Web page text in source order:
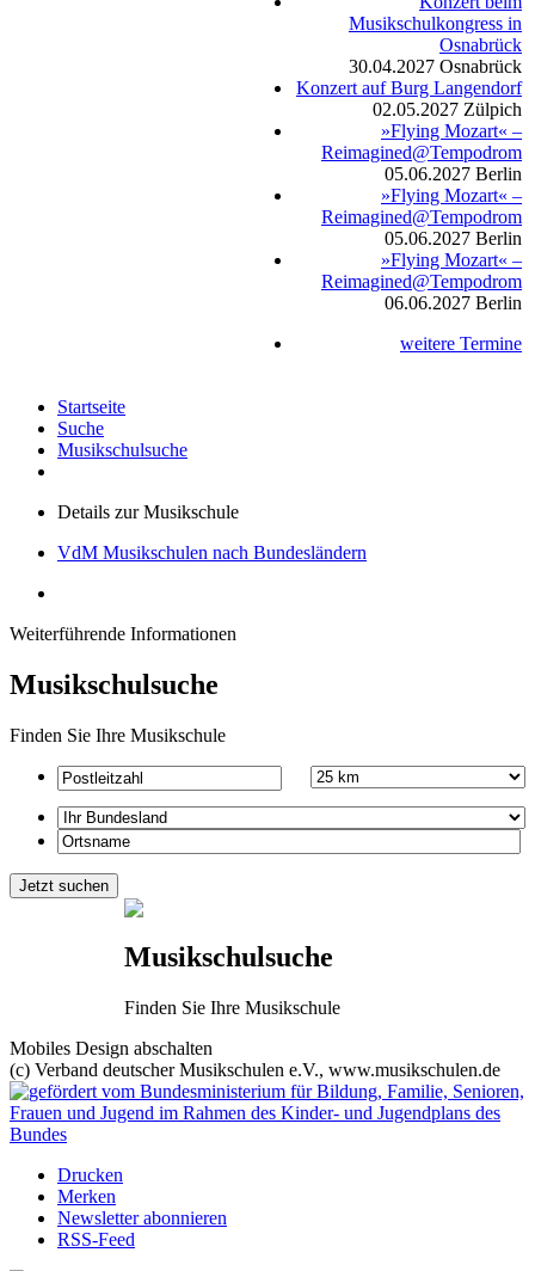
Musikschulkongress in
Osnabrück
30.04.2027 Osnabrück
Konzert auf Burg Langendorf
02.05.2027 Zülpich
»Flying Mozart« –
Reimagined@Tempodrom
05.06.2027 Berlin
»Flying Mozart« –
Reimagined@Tempodrom
05.06.2027 Berlin
»Flying Mozart« –
Reimagined@Tempodrom
06.06.2027 Berlin
weitere Termine
Startseite
Suche
Musikschulsuche
Details zur Musikschule
VdM Musikschulen nach Bundesländern
Weiterführende Informationen
Musikschulsuche
Finden Sie Ihre Musikschule
Musikschulsuche
Finden Sie Ihre Musikschule
Mobiles Design abschalten
(c) Verband deutscher Musikschulen e.V., www.musikschulen.de
Drucken
Merken
Newsletter abonnieren
RSS-Feed